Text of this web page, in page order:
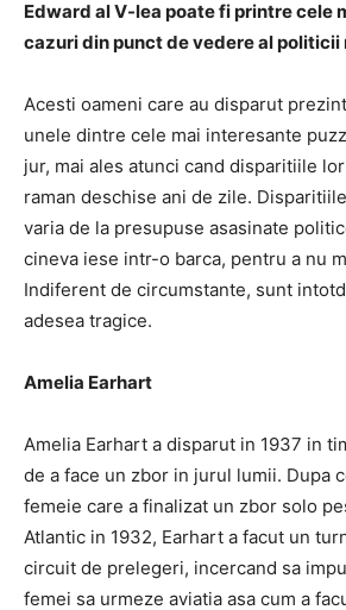
Edward al V-lea poate fi printre cele
cazuri din punct de vedere al politicii
Acesti oameni care au disparut
unele dintre cele mai interesante
jur, mai ales atunci cand disparitiile
raman deschise ani de zile.
varia de la presupuse asasinate
cineva iese intr-o barca, pentru a nu
Indiferent de circumstante, sunt
adesea tragice.
Amelia Earhart
Amelia Earhart a disparut in 1937 in
de a face un zbor in jurul lumii. Dupa
femeie care a finalizat un zbor solo
Atlantic in 1932, Earhart a facut un
circuit de prelegeri, incercand sa
femei sa urmeze aviatia asa cum a